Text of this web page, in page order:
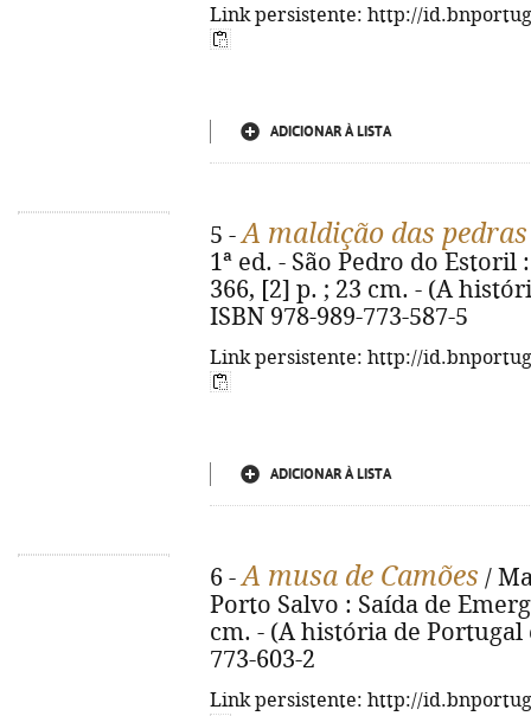
Link persistente: http://
ADICIONAR À LISTA
5 -A maldição das
1ª ed. - São Pedro do Estoril
366, [2] p. ; 23 cm. - (A
ISBN 978-989-773-587-5
Link persistente: http://
ADICIONAR À LISTA
6 -A musa de Camões /
Porto Salvo : Saída de
cm. - (A história de Portugal
773-603-2
Link persistente: http://